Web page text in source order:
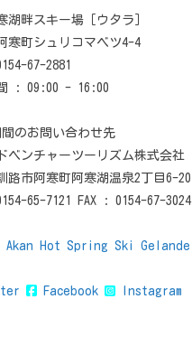
湖畔スキー場［ウタラ］
寒町シュリコマベツ4-4
67-2881
: 09:00 - 16:00
のお問い合わせ先
ベンチャーツーリズム株式会社
路市阿寒町阿寒湖温泉2丁目6-20
65-7121 FAX : 0154-67-3024
Akan Hot Spring Ski Gelande
Facebook Instagram